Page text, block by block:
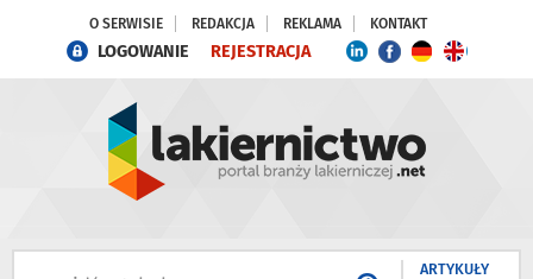
O SERWISIE REDAKCJA REKLAMA KONTAKT
LOGOWANIE REJESTRACJA
ARTYKUŁY